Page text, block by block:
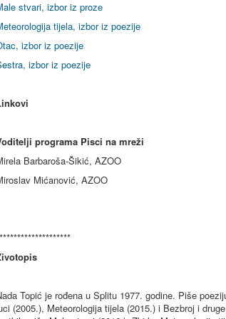
stvari, izbor iz proze
tijela, izbor iz poezije
izbor iz poezije
izbor iz poezije
programa Pisci na mreži
Barbaroša-Šikić, AZOO
Mićanović, AZOO
Topić je rođena u Splitu 1977. godine. Piše
(2005.), Meteorologija tijela (2015.) i Bezbroj i